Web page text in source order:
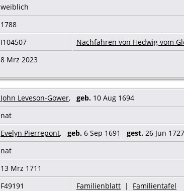
weiblich
1788
I104507
Nachfahren von Hedwig vom
8 Mrz 2023
John Leveson-Gower, geb. 10 Aug 1694
nat
Evelyn Pierrepont, geb. 6 Sep 1691 gest. 26 Jun
nat
13 Mrz 1711
F49191 Familienblatt | Familientafel